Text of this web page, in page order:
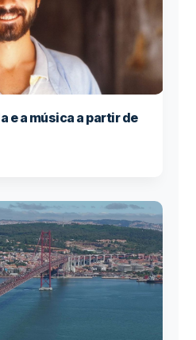
e a música a partir de